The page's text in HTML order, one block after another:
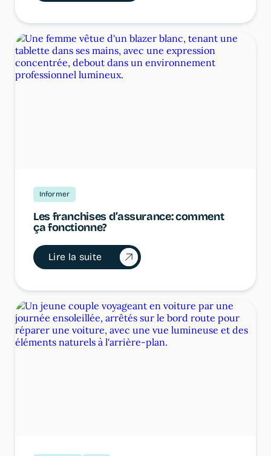
Informer
Les franchises d’assurance: comment
ça fonctionne?